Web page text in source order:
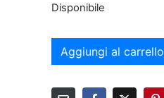
Disponibile
Aggiungi al carrello